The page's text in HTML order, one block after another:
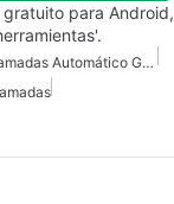
gratuito para Android,
Grabador De Llamadas Automático Gratuito Para Android